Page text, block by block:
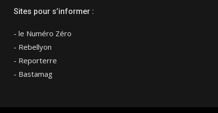
Sites pour s’informer :
- le Numéro Zéro
- Rebellyon
- Reporterre
- Bastamag